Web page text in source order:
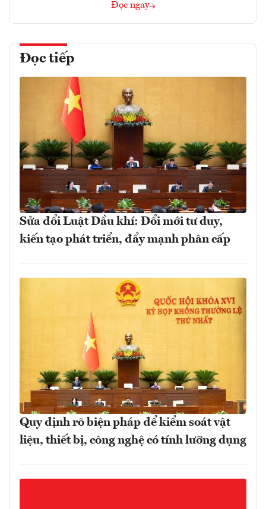
Đọc ngay
Đọc tiếp
Sửa đổi Luật Dầu khí: Đổi mới tư duy,
kiến tạo phát triển, đẩy mạnh phân cấp
Quy định rõ biện pháp để kiểm soát vật
liệu, thiết bị, công nghệ có tính lưỡng dụng